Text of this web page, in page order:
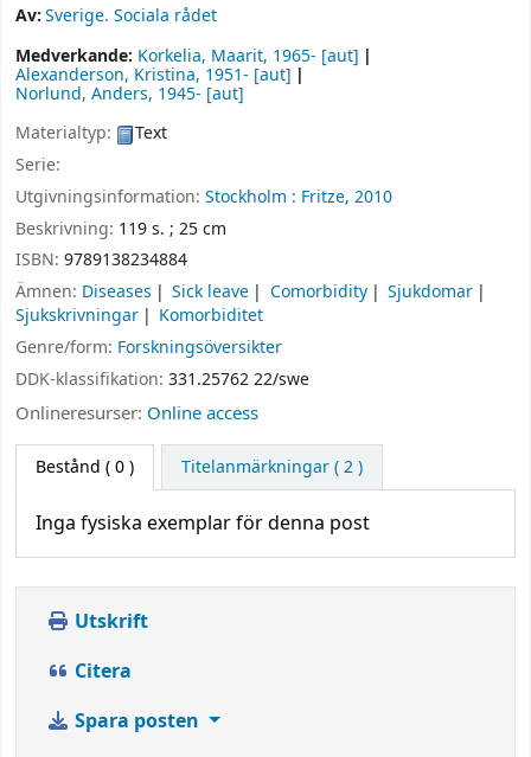
Av:Sverige. Sociala rådet
Medverkande: Korkelia, Maarit, 1965- [aut]
Alexanderson, Kristina, 1951- [aut]
Norlund, Anders, 1945- [aut]
Materialtyp:
Text
Serie:
Utgivningsinformation: Stockholm : Fritze, 2010
Beskrivning: 119 s. ; 25 cm
ISBN: 9789138234884
Ämnen: Diseases Sick leave Comorbidity
Sjukdomar
Sjukskrivningar
Komorbiditet
Genre/form: Forskningsöversikter
DDK-klassifikation: 331.25762 22/swe
Onlineresurser: Online access
Bestånd ( 0 ) Titelanmärkningar ( 2 )
Inga fysiska exemplar för denna post
Utskrift
Citera
Spara posten